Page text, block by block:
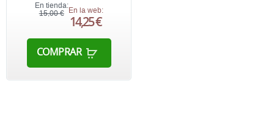
En tienda:
15,00 € En la web:
14,25 €
COMPRAR